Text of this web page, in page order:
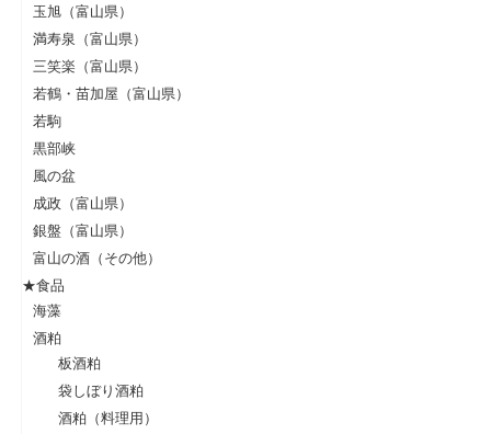
玉旭（富山県）
満寿泉（富山県）
三笑楽（富山県）
若鶴・苗加屋（富山県）
若駒
黒部峡
風の盆
成政（富山県）
銀盤（富山県）
富山の酒（その他）
★食品
海藻
酒粕
板酒粕
袋しぼり酒粕
酒粕（料理用）